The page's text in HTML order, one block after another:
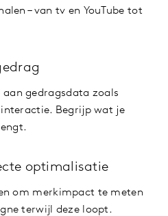
– van tv en YouTube tot
gedragsdata zoals
Begrijp wat je
optimalisatie
om merkimpact te meten
terwijl deze loopt.